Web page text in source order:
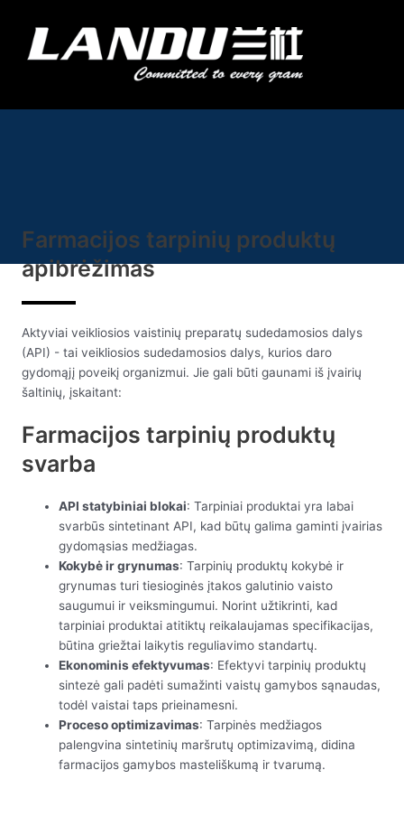
turinio
Farmacijos tarpinių produktų
apibrėžimas
Aktyviai veikliosios vaistinių preparatų sudedamosios dalys
(API) - tai veikliosios sudedamosios dalys, kurios daro
gydomąjį poveikį organizmui. Jie gali būti gaunami iš įvairių
šaltinių, įskaitant:
Farmacijos tarpinių produktų
svarba
API statybiniai blokai: Tarpiniai produktai yra labai
svarbūs sintetinant API, kad būtų galima gaminti įvairias
gydomąsias medžiagas.
Kokybė ir grynumas: Tarpinių produktų kokybė ir
grynumas turi tiesioginės įtakos galutinio vaisto
saugumui ir veiksmingumui. Norint užtikrinti, kad
tarpiniai produktai atitiktų reikalaujamas specifikacijas,
būtina griežtai laikytis reguliavimo standartų.
Ekonominis efektyvumas: Efektyvi tarpinių produktų
sintezė gali padėti sumažinti vaistų gamybos sąnaudas,
todėl vaistai taps prieinamesni.
Proceso optimizavimas: Tarpinės medžiagos
palengvina sintetinių maršrutų optimizavimą, didina
farmacijos gamybos masteliškumą ir tvarumą.